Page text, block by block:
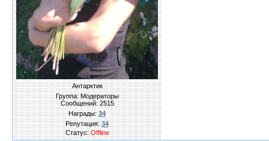
Антарктик
Группа: Модераторы
Сообщений: 2515
Награды: 34
Репутация: 34
Статус: Offline